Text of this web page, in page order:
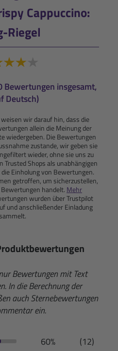
Cappuccino:
Riegel
Bewertungen insgesamt,
Deutsch)
wir darauf hin, dass die
allein die Meinung der
wiedergeben. Die Bewertungen
zustande, wir geben sie
wieder, ohne sie uns zu
Trusted Shops als unabhängigen
Einholung von Bewertungen.
getroffen, um sicherzustellen,
handelt. Mehr
wurden über Trustpilot
und anschließender Einladung
Bewertungen mit Text
In die Berechnung der
auch Sternebewertungen
ein.
60% (12)